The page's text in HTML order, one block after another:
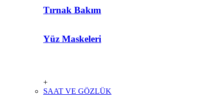
Tırnak Bakım
Yüz Maskeleri
+
SAAT VE GÖZLÜK